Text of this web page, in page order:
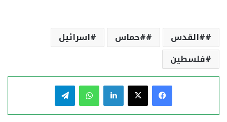
#القدس #حماس
اسرائيل
فلسطين
فيسبوك لينكدإن واتساب